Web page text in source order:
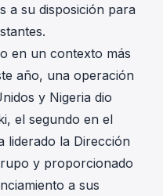
a su disposición para
en un contexto más
año, una operación
y Nigeria dio
el segundo en el
liderado la Dirección
y proporcionado
a sus